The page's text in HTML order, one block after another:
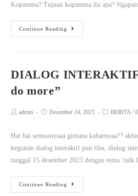
Kopassma? Tujuan kopassma itu apa?
Continue Reading
DIALOG
do more”
admin December 24, 2023 BERITA /
Hai hai semuanyaaa gimana kabarnyaa??
kegiatan dialog interaktif pun tiba, dialog
tanggal 15 desember 2023 dengan tema
Continue Reading